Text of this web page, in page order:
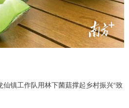
镇工作队用林下菌菇撑起乡村振兴“致